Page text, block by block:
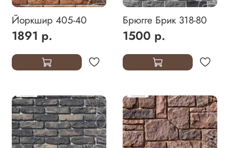
Йоркшир 405-40
1891 р.
Брюгге Брик 318-80
1500 р.